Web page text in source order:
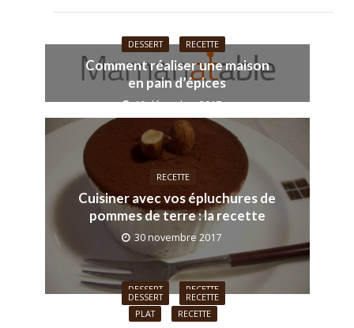
DESSERT RECETTE
Comment réaliser une maison
en pain d’épices
19 décembre 2017
RECETTE
Cuisiner avec vos épluchures de
pommes de terre : la recette
30 novembre 2017
DESSERT RECETTE
Crumble revisité aux abricots
DESSERT RECETTE
Le Blondie : la recette inratable
PLAT RECETTE